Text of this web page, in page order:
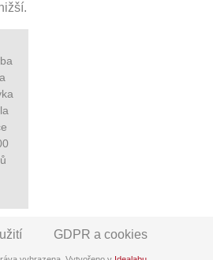
GDPR a cookies